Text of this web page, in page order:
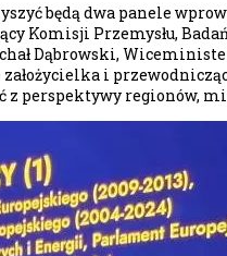
będą dwa panele
Komisji Przemysłu,
Dąbrowski,
i
z perspektywy regionów,